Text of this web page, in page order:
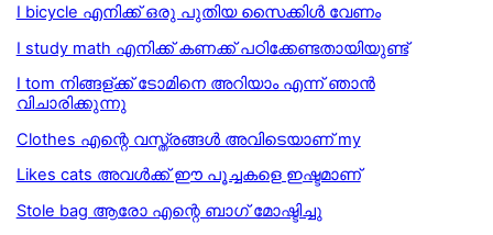
I bicycle എനിക്ക് ഒരു പുതിയ സൈക്കിൾ വേണം
I study math എനിക്ക് കണക്ക് പഠിക്കേണ്ടതായിയുണ്ട്
I tom നിങ്ങള്ക്ക് ടോമിനെ അറിയാം എന്ന് ഞാന്‍
വിചാരിക്കുന്നു
Clothes എന്റെ വസ്ത്രങ്ങൾ അവിടെയാണ് my
Likes cats അവൾക്ക് ഈ പൂച്ചകളെ ഇഷ്ടമാണ്
Stole bag ആരോ എന്റെ ബാഗ് മോഷ്ടിച്ചു